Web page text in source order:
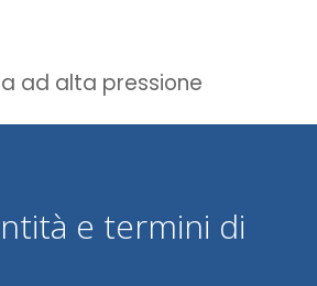
ad alta pressione
e termini di